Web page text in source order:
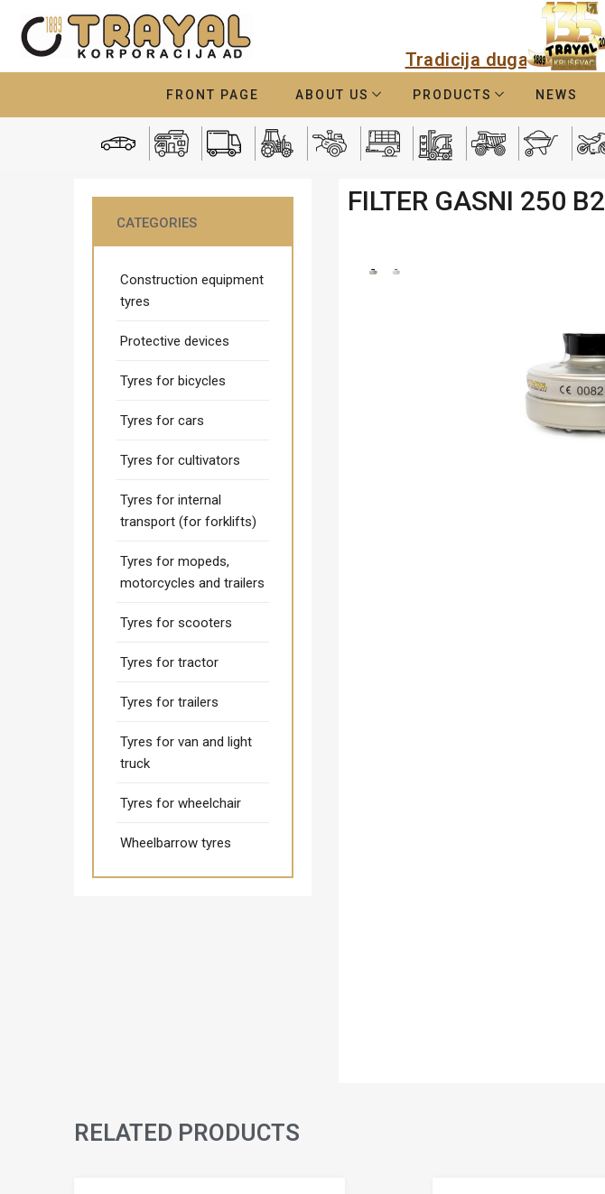
Tradicija duga
FRONT PAGE ABOUT US PRODUCTS NEWS
CATEGORIES
Construction equipment
tyres
Protective devices
Tyres for bicycles
Tyres for cars
Tyres for cultivators
Tyres for internal
transport (for forklifts)
Tyres for mopeds,
motorcycles and trailers
Tyres for scooters
Tyres for tractor
Tyres for trailers
Tyres for van and light
truck
Tyres for wheelchair
Wheelbarrow tyres
FILTER GASNI 250 B2
RELATED PRODUCTS